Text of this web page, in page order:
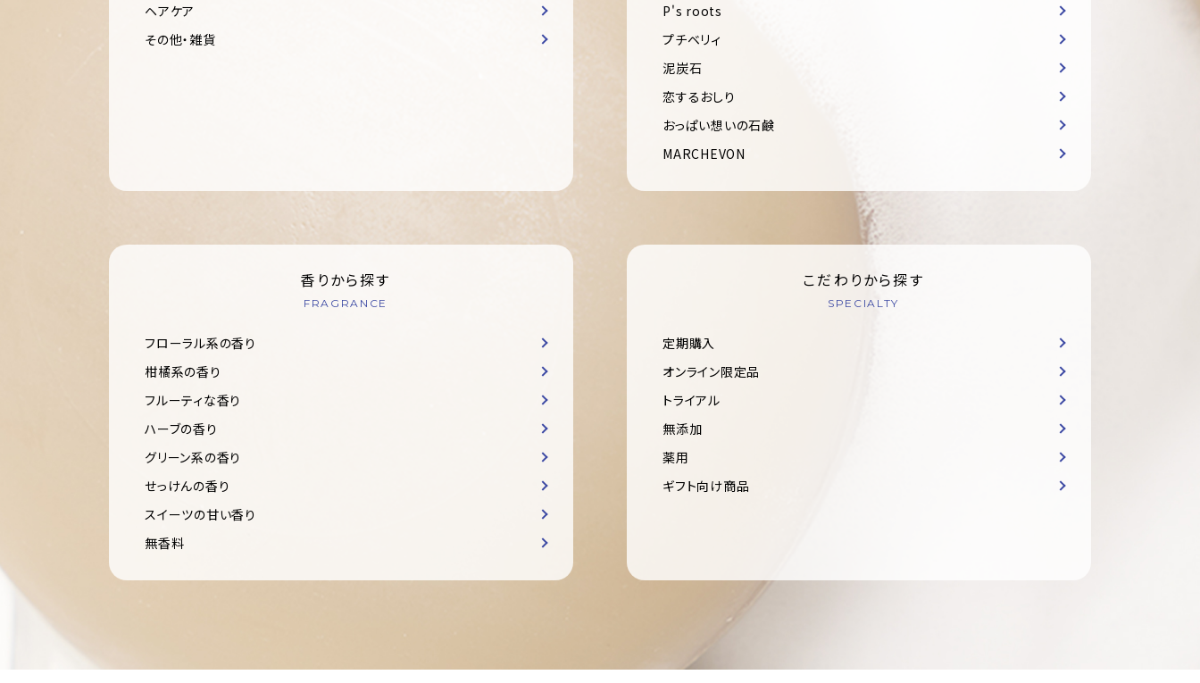
ヘアケア
その他・雑貨
P's roots
プチベリィ
泥炭石
恋するおしり
おっぱい想いの石鹸
MARCHEVON
香りから探す
FRAGRANCE
フローラル系の香り
柑橘系の香り
フルーティな香り
ハーブの香り
グリーン系の香り
せっけんの香り
スイーツの甘い香り
無香料
こだわりから探す
SPECIALTY
定期購入
オンライン限定品
トライアル
無添加
薬用
ギフト向け商品